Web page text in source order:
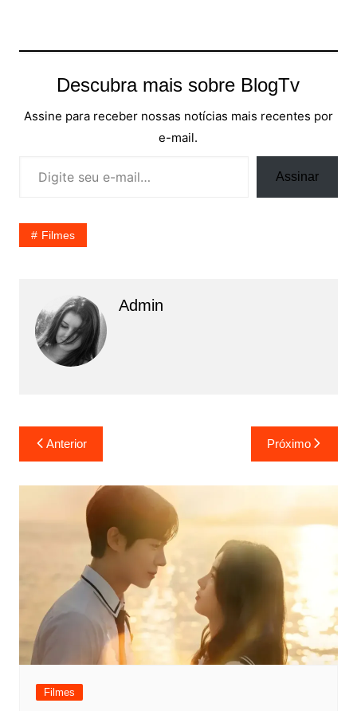
Descubra mais sobre BlogTv
Assine para receber nossas notícias mais recentes por
e-mail.
Assinar
Filmes
Admin
Navegação
de
Post
Anterior Próximo
Filmes